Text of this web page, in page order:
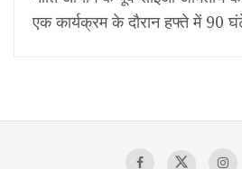
एक कार्यक्रम के दौरान हफ्ते में 90